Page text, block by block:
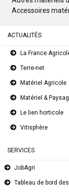
Accessoires
ACTUALITÉS
La France
Terre-net
Matériel Agricole
Matériel &
Le lien horticole
Vitisphère
SERVICES
JobAgri
Tableau de bord